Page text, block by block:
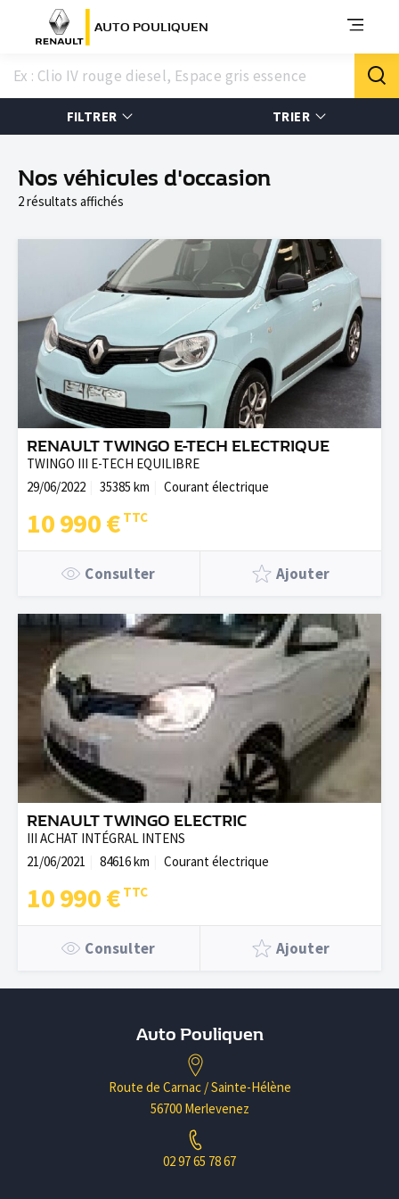
AUTO POULIQUEN
FILTRER TRIER
Nos véhicules d'occasion
2 résultats affichés
RENAULT TWINGO E-TECH ELECTRIQUE
TWINGO III E-TECH EQUILIBRE
29/06/2022
35385 km Courant électrique
10 990 €
Consulter Ajouter
RENAULT TWINGO ELECTRIC
III ACHAT INTÉGRAL INTENS
21/06/2021
84616 km Courant électrique
10 990 €
Consulter Ajouter
Auto Pouliquen
Route de Carnac / Sainte-Hélène
56700 Merlevenez
02 97 65 78 67